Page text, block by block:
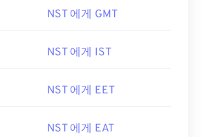
NST 에게 GMT
NST 에게 IST
NST 에게 EET
NST 에게 EAT